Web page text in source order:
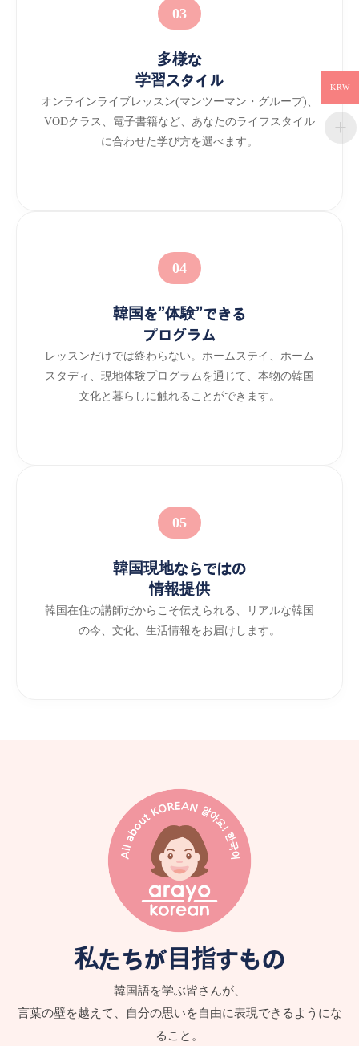
03
多様な
学習スタイル
オンラインライブレッスン(マンツーマン・グループ)、
VODクラス、電子書籍など、あなたのライフスタイル
に合わせた学び方を選べます。
04
韓国を”体験”できる
プログラム
レッスンだけでは終わらない。ホームステイ、ホーム
スタディ、現地体験プログラムを通じて、本物の韓国
文化と暮らしに触れることができます。
05
韓国現地ならではの
情報提供
韓国在住の講師だからこそ伝えられる、リアルな韓国
の今、文化、生活情報をお届けします。
私たちが目指すもの
韓国語を学ぶ皆さんが、
言葉の壁を越えて、自分の思いを自由に表現できるようにな
ること。
KRW